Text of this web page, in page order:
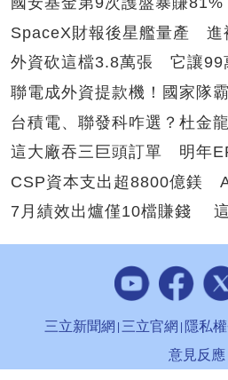
SpaceX財報後星艦量產 進
外資砍這檔3.8萬張 它讓99
聯電成外資提款機！國家隊
台積電、聯發科咋選？杜金
這大廠吞三巨頭訂單 明年
CSP資本支出超8800億鎂
7月績效出爐僅10檔賺錢
三立新聞網 三立官網 隱私
意見反應